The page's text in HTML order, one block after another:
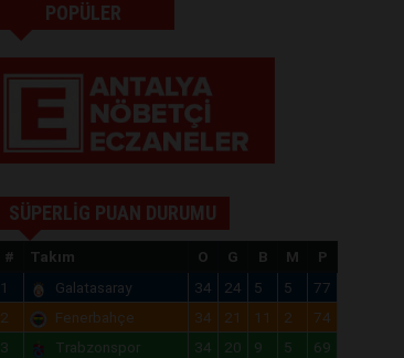
POPÜLER
SÜPERLİG PUAN DURUMU
# Takım O G B M
P
1
Galatasaray 34 24 5 5
77
2
Fenerbahçe 34 21 11 2
74
3
Trabzonspor 34 20 9 5
69